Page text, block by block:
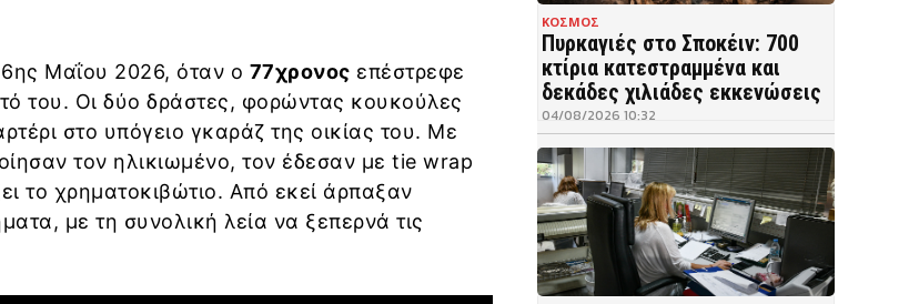
Μαΐου 2026, όταν ο 77χρονος επέστρεφε
του. Οι δύο δράστες, φορώντας κουκούλες
στο υπόγειο γκαράζ της οικίας του. Με
τον ηλικιωμένο, τον έδεσαν με tie wrap
το χρηματοκιβώτιο. Από εκεί άρπαξαν
με τη συνολική λεία να ξεπερνά τις
ΚΟΣΜΟΣ
Πυρκαγιές στο Σποκέιν: 700
κτίρια κατεστραμμένα και
δεκάδες χιλιάδες εκκενώσεις
04/08/2026 10:32